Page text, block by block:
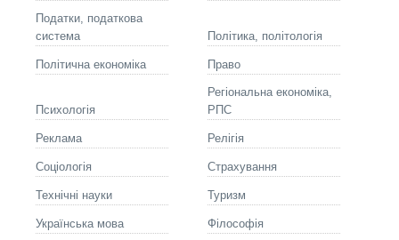
Податки, податкова
система
Політика, політологія
Політична економіка Право
Психологія
Регіональна економіка,
РПС
Реклама Релігія
Соціологія Страхування
Технічні науки Туризм
Українська мова Філософія